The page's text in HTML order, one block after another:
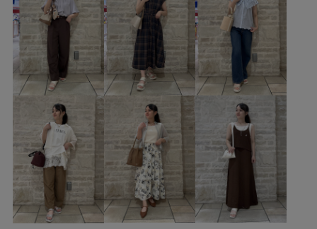
26RP撥水 26SS10r 26SS20dp
26SSPR_きれいめTシャツ 26SS_ジョーゼット
2BUY10%OFF対象商品 RP26SS_besthit
RP26SS着映えトップス RP26under4200 UVカット
Wpickup_items きれいめ ちゃんとプラスかわいい保証
オンにもオフにも カットソー サイズ調整
サステナブル シンプル スッキリ セット
セットアップ チェーン バイカラー パール